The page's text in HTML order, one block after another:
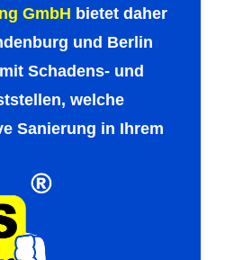
GmbH bietet daher
und Berlin
Schadens- und
welche
Sanie­rung in Ihrem